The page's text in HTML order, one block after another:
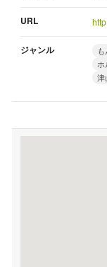
URL
ジャンル
ホ
津